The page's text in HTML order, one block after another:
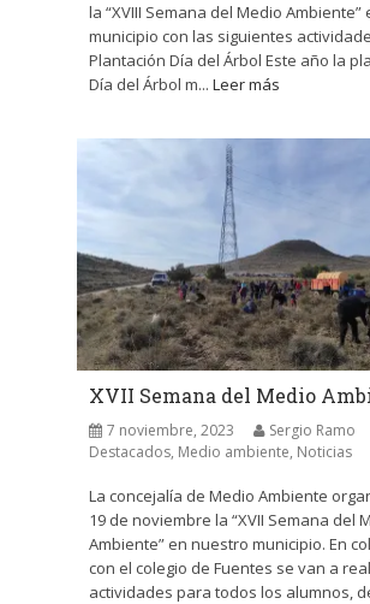
la “XVIII Semana del Medio
municipio con las siguientes
Plantación Día del Árbol Este año la
Día del Árbol m... Leer más
XVII Semana del Medio
7 noviembre, 2023
Sergio Ramo
Destacados, Medio ambiente, Noticias
La concejalía de Medio Ambiente
19 de noviembre la “XVII Semana del
Ambiente” en nuestro municipio. En
con el colegio de Fuentes se van a
actividades para todos los alumnos,